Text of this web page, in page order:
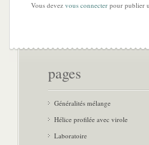
Vous devez vous connecter pour publier
pages
Généralités mélange
Hélice profilée avec virole
Laboratoire